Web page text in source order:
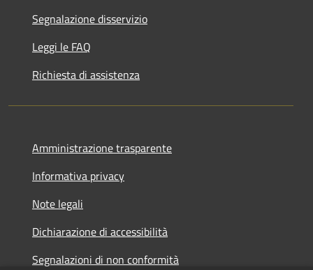
Segnalazione disservizio
Leggi le FAQ
Richiesta di assistenza
Amministrazione trasparente
Informativa privacy
Note legali
Dichiarazione di accessibilità
Segnalazioni di non conformità